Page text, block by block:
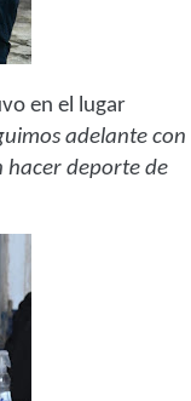
en el lugar
adelante con
hacer deporte de